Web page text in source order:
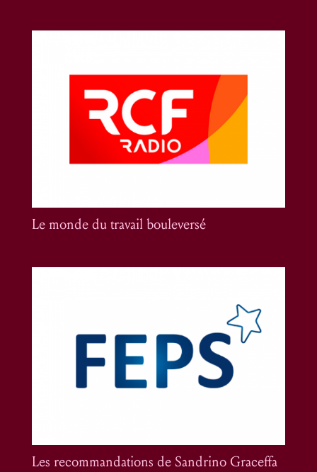
Le monde du travail bouleversé
Les recommandations de Sandrino Graceffa